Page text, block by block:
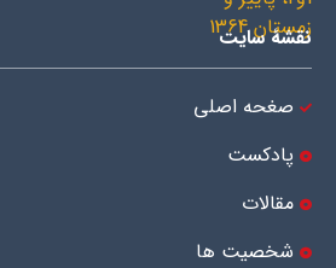
نقشۀ سایت
صغحه اصلی
پادکست
مقالات
شخصیت ها